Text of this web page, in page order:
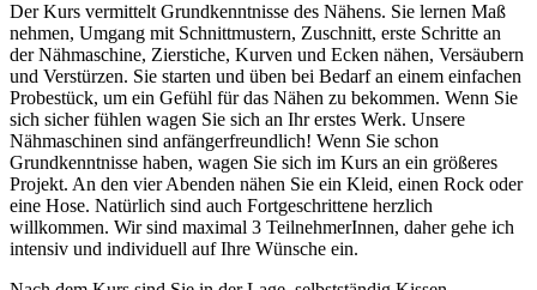
Der Kurs vermittelt Grundkenntnisse des Nähens. Sie lernen Maß
nehmen, Umgang mit Schnittmustern, Zuschnitt, erste Schritte an
der Nähmaschine, Zierstiche, Kurven und Ecken nähen, Versäubern
und Verstürzen. Sie starten und üben bei Bedarf an einem einfachen
Probestück, um ein Gefühl für das Nähen zu bekommen. Wenn Sie
sich sicher fühlen wagen Sie sich an Ihr erstes Werk. Unsere
Nähmaschinen sind anfängerfreundlich! Wenn Sie schon
Grundkenntnisse haben, wagen Sie sich im Kurs an ein größeres
Projekt. An den vier Abenden nähen Sie ein Kleid, einen Rock oder
eine Hose. Natürlich sind auch Fortgeschrittene herzlich
willkommen. Wir sind maximal 3 TeilnehmerInnen, daher gehe ich
intensiv und individuell auf Ihre Wünsche ein.